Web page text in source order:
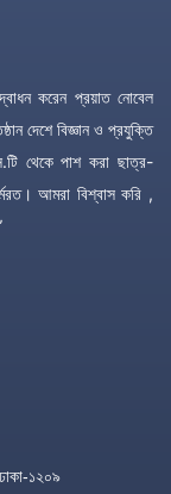
করেন প্রয়াত নোবেল
দেশে বিজ্ঞান ও প্রযুক্তি
থেকে পাশ করা ছাত্র-
আমরা বিশ্বাস করি ,
১২০৯